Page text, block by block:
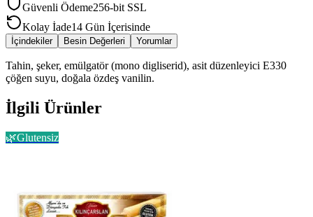
Güvenli Ödeme256-bit SSL
Kolay İade14 Gün İçerisinde
İçindekiler Besin Değerleri Yorumlar
Tahin, şeker, emülgatör (mono digliserid), asit düzenleyici E330
çöğen suyu, doğala özdeş vanilin.
İlgili Ürünler
🌿Glutensiz